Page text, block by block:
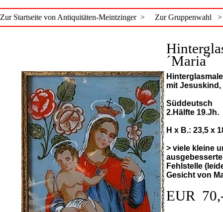
Zur Startseite von Antiquitäten-Meintzinger > Zur Gruppenwahl >
´Maria´
mit Jesuskind,
Süddeutsch
2.Hälfte 19.Jh.
H x B.: 23,5 x
> viele kleine
ausgebesserte
Fehlstelle
Gesicht von
EUR